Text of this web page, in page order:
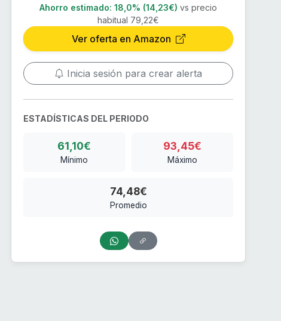
Ahorro estimado: 18,0% (14,23€)vs precio
habitual 79,22€
Ver oferta en Amazon
Inicia sesión para crear alerta
ESTADÍSTICAS DEL PERIODO
61,10€
Mínimo
93,45€
Máximo
74,48€
Promedio